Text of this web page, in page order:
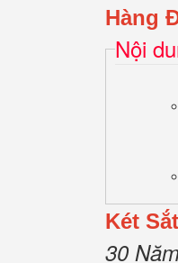
Hàng
Nội
Két
30